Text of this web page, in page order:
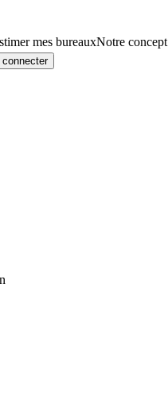
mes bureauxNotre concept
connecter